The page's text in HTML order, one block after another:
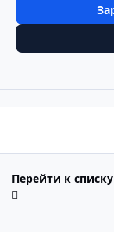
Перейти к